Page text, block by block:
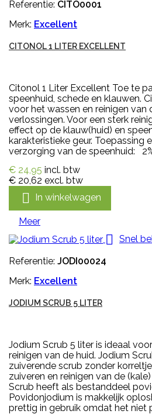
Referentie: CITO0001
Merk: Excellent
CITONOL 1 LITER EXCELLENT
Citonol 1 Liter Excellent Toe te
speenhuid, schede en klauwen.
voor het wassen en reinigen van
verlossingen. Voor een sterk
effect op de klauw(huid) en
karakteristieke geur. Toepassing
verzorging van de speenhuid:
€ 24,95 incl. btw
€ 20,62 excl. btw
 In winkelwagen
Meer
 Snel
Referentie: JODI00024
Merk: Excellent
JODIUM SCRUB 5 LITER
Jodium Scrub 5 liter is ideaal
reinigen van de huid. Jodium
zuiverende scrub zonder
zuiveren en reinigen van de
Scrub heeft als bestanddeel
Povidonjodium is makkelijk
prettig in gebruik omdat het niet